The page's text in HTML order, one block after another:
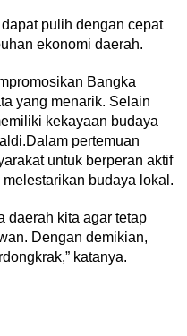
pulih dengan cepat
ekonomi daerah.
Bangka
yang menarik. Selain
kekayaan budaya
pertemuan
untuk berperan aktif
budaya lokal.
daerah kita agar tetap
Dengan demikian,
katanya.